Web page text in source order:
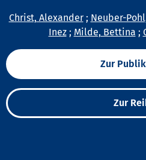
Christ, Alexander; Neuber-
Inez; Milde, Bettina ;
Zur
Zur